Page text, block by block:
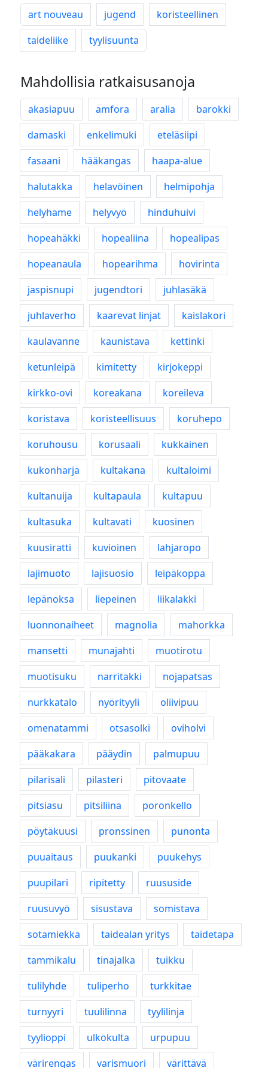
art nouveau jugend
koristeellinen
taideliike
tyylisuunta
Mahdollisia ratkaisusanoja
akasiapuu amfora aralia
barokki
damaski
enkelimuki
eteläsiipi
fasaani
hääkangas
haapa-alue
halutakka
helavöinen
helmipohja
helyhame
helyvyö
hinduhuivi
hopeahäkki
hopealiina
hopealipas
hopeanaula
hopearihma
hovirinta
jaspisnupi
jugendtori
juhlasäkä
juhlaverho
kaarevat linjat
kaislakori
kaulavanne
kaunistava
kettinki
ketunleipä
kimitetty
kirjokeppi
kirkko-ovi
koreakana
koreileva
koristava
koristeellisuus
koruhepo
koruhousu
korusaali
kukkainen
kukonharja
kultakana
kultaloimi
kultanuija
kultapaula
kultapuu
kultasuka
kultavati
kuosinen
kuusiratti
kuvioinen
lahjaropo
lajimuoto
lajisuosio
leipäkoppa
lepänoksa
liepeinen
liikalakki
luonnonaiheet
magnolia
mahorkka
mansetti
munajahti
muotirotu
muotisuku
narritakki
nojapatsas
nurkkatalo
nyörityyli
oliivipuu
omenatammi
otsasolki
oviholvi
pääkakara
pääydin
palmupuu
pilarisali
pilasteri
pitovaate
pitsiasu
pitsiliina
poronkello
pöytäkuusi
pronssinen
punonta
puuaitaus
puukanki
puukehys
puupilari
ripitetty
ruususide
ruusuvyö
sisustava
somistava
sotamiekka
taidealan yritys
taidetapa
tammikalu
tinajalka
tuikku
tulilyhde
tuliperho
turkkitae
turnyyri
tuulilinna
tyylilinja
tyylioppi
ulkokulta
urpupuu
värirengas
varismuori värittävä